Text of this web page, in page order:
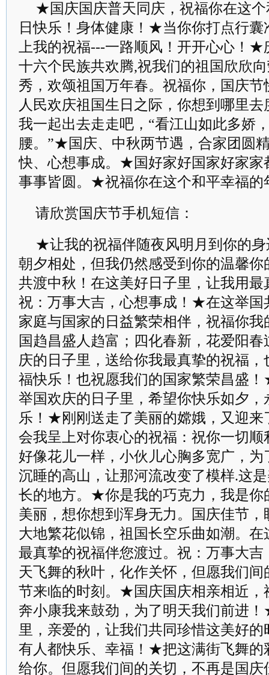
★国庆国庆普天同庆，祝福你在这
日快乐！身体健康！★当你你打点行囊
上我的祝福---一路顺风！开开心心！
十六个民族共欢腾,祝我们的祖国欣欣
秀，欢颂祖国万年春。祝福你，国庆
人民欢庆祖国生日之际，你想到哪里
我一起出去走走吧，“看江山如此多娇
腰。”★国庆、中秋两节遇，合家团圆
快、心想事成。★国好家好国家好家家
事事皆圆。★祝福你在这个和平幸福的
请欣赏国庆节手机短信：
★让我的祝福伴随夜风明月到你的
朝夕相处，但我仍然感受到你的温馨
共渡中秋！在这美好日子里，让我用
祝：万事大吉，心想事成！★在这举国
家庭与国家的日益繁荣相伴，祝福你
国趋昌盛人趋富；四化春新，花爱阳
庆的日子里，送给你我最真挚的祝福
福快乐！也祝愿我们的国家繁荣昌盛
举国欢庆的日子里，希望你快乐如夕
乐！★刚刚送走了美丽的嫦娥，又迎来
会我呈上对你衷心的祝福：祝你一切
好像花儿一样，小伙儿心胸多宽广，
沉睡的高山，让那河流改变了模样.这
长的地方。★你是我的巧克力，我是你
美丽，想你想到浑身无力。国庆佳节
大地繁花似锦，祖国长空乐曲如潮。
最真挚的祝福伴您渡过。祝：万事大
天飞舞的秋叶，化作关怀，但愿我们
节来临的时刻。★国庆国庆相亲相近，
奔小康我来鼓劲，为了明天我们前进
里，亲爱的，让我们共同珍惜这美好
有人都快乐、幸福！★把这满街飞舞的
给你。但愿我们间的关切，不再是国